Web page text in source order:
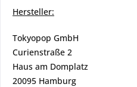
Hersteller:
Tokyopop GmbH
Curienstraße 2
Haus am Domplatz
20095 Hamburg